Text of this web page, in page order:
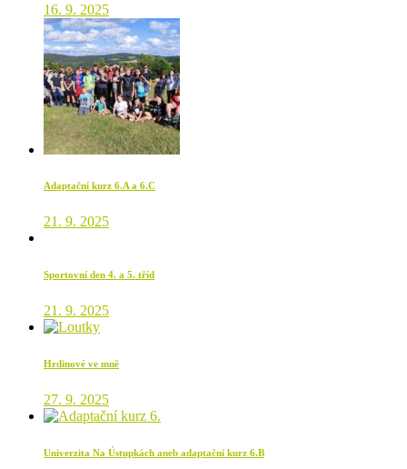
16. 9. 2025
Adaptační kurz 6.A a 6.C
21. 9. 2025
Sportovní den 4. a 5. tříd
21. 9. 2025
Hrdinové ve mně
27. 9. 2025
Univerzita Na Ústupkách aneb adaptační kurz 6.B